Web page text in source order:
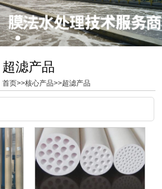
超滤产品
首页>>核心产品>>超滤产品